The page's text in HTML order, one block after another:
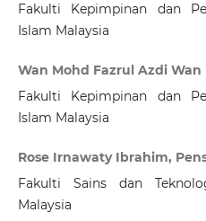
Fakulti Kepimpinan dan
Islam Malaysia
Wan Mohd Fazrul Azdi Wan
Fakulti Kepimpinan dan
Islam Malaysia
Rose Irnawaty Ibrahim,
Fakulti Sains dan
Malaysia